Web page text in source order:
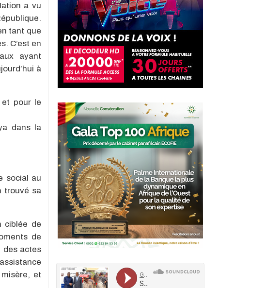
a vu
tant que
C’est en
ayant
à
et pour le
dans la
social au
trouvé sa
ciblée de
de
des actes
et